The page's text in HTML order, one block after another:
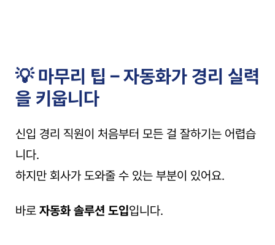
💡 마무리 팁 – 자동화가 경리 실력
을 키웁니다
신입 경리 직원이 처음부터 모든 걸 잘하기는 어렵습
니다.
하지만 회사가 도와줄 수 있는 부분이 있어요.
바로 자동화 솔루션 도입입니다.